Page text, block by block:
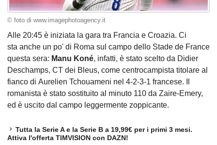
© foto di www.imagephotoagency.it
Alle 20:45 è iniziata la gara tra Francia e Croazia. Ci
sta anche un po' di Roma sul campo dello Stade de France
questa sera: Manu Koné, infatti, è stato scelto da Didier
Deschamps, CT dei Bleus, come centrocampista titolare al
fianco di Aurelien Tchouameni nel 4-2-3-1 francese. Il
romanista è stato sostituito al minuto 110 da Zaire-Emery,
ed è uscito dal campo leggermente zoppicante.
Tutta la Serie A e la Serie B a 19,99€ per i primi 3 mesi.
Attiva l'offerta TIMVISION con DAZN!